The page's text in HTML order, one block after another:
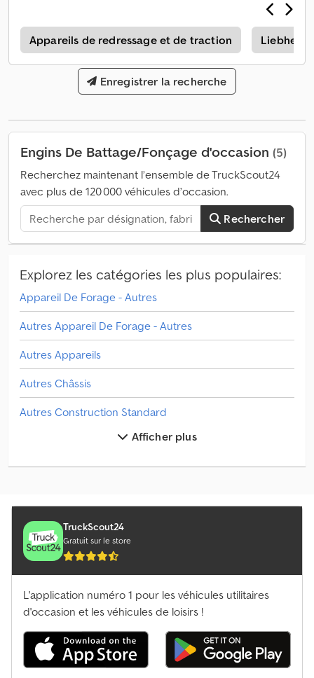
Appareils de redressage et de traction Liebherr
Enregistrer la recherche
Engins De Battage/Fonçage d'occasion (5)
Recherchez maintenant l’ensemble de TruckScout24
avec plus de 120 000 véhicules d’occasion.
Rechercher
Explorez les catégories les plus populaires:
Appareil De Forage - Autres
Autres Appareil De Forage - Autres
Autres Appareils
Autres Châssis
Autres Construction Standard
Autres Engins Forestiers
Autres Hacheuse/Pailleuse
Autres Porte-Engins
Autres Remorque Porte-Engins
Autres Véh. De Voirie
Autres Véhicule De Chargement
Bus Articulé
Afficher plus
TruckScout24
Gratuit sur le store
L'application numéro 1 pour les véhicules utilitaires
d'occasion et les véhicules de loisirs !